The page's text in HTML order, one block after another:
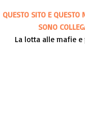
QUESTO SITO E
SONO
La lotta alle mafie